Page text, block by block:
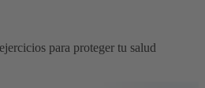
para proteger tu salud